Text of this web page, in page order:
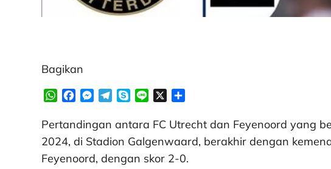
Bagikan
W
a
t
s
A
c
e
b
o
M
s
s
e
n
g
r
y
p
e
n
a
e
Pertandingan antara FC Utrecht dan Feyenoord yang
2024, di Stadion Galgenwaard, berakhir dengan
Feyenoord, dengan skor 2-0.